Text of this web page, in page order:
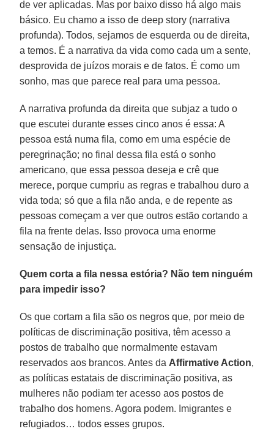
de ver aplicadas. Mas por baixo disso há algo mais
básico. Eu chamo a isso de deep story (narrativa
profunda). Todos, sejamos de esquerda ou de direita,
a temos. É a narrativa da vida como cada um a sente,
desprovida de juízos morais e de fatos. É como um
sonho, mas que parece real para uma pessoa.
A narrativa profunda da direita que subjaz a tudo o
que escutei durante esses cinco anos é essa: A
pessoa está numa fila, como em uma espécie de
peregrinação; no final dessa fila está o sonho
americano, que essa pessoa deseja e crê que
merece, porque cumpriu as regras e trabalhou duro a
vida toda; só que a fila não anda, e de repente as
pessoas começam a ver que outros estão cortando a
fila na frente delas. Isso provoca uma enorme
sensação de injustiça.
Quem corta a fila nessa estória? Não tem ninguém
para impedir isso?
Os que cortam a fila são os negros que, por meio de
políticas de discriminação positiva, têm acesso a
postos de trabalho que normalmente estavam
reservados aos brancos. Antes da Affirmative Action,
as políticas estatais de discriminação positiva, as
mulheres não podiam ter acesso aos postos de
trabalho dos homens. Agora podem. Imigrantes e
refugiados… todos esses grupos.